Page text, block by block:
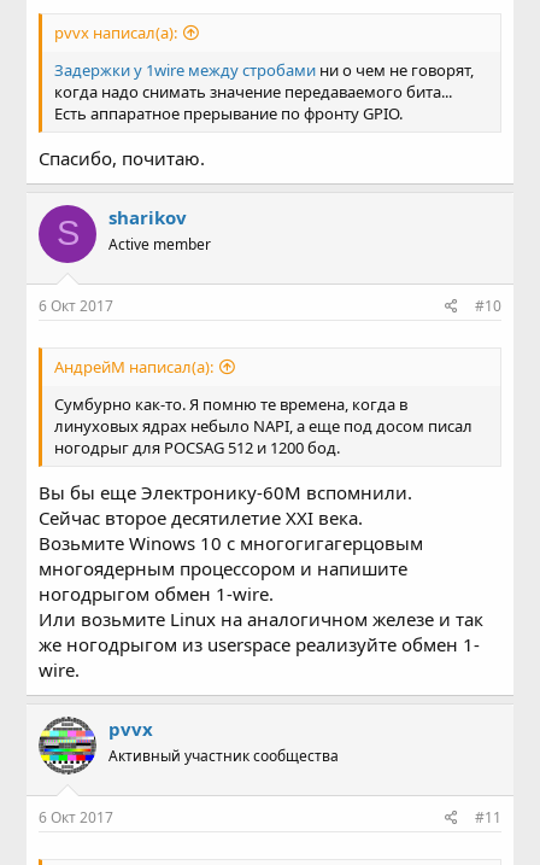
pvvx написал(а):
Задержки у 1wire между стробами ни о чем не говорят,
когда надо снимать значение передаваемого бита...
Есть аппаратное прерывание по фронту GPIO.
Спасибо, почитаю.
S sharikov
Active member
6 Окт 2017 #10
АндрейМ написал(а):
Сумбурно как-то. Я помню те времена, когда в
линуховых ядрах небыло NAPI, а еще под досом писал
ногодрыг для POCSAG 512 и 1200 бод.
Вы бы еще Электронику-60М вспомнили.
Сейчас второе десятилетие XXI века.
Возьмите Winows 10 с многогигагерцовым
многоядерным процессором и напишите
ногодрыгом обмен 1-wire.
Или возьмите Linux на аналогичном железе и так
же ногодрыгом из userspace реализуйте обмен 1-
wire.
pvvx
Активный участник сообщества
6 Окт 2017 #11